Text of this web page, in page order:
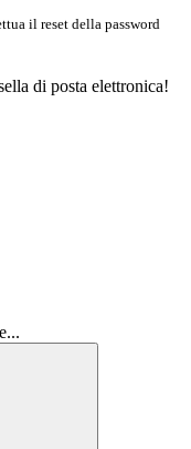
il reset della password
di posta elettronica!